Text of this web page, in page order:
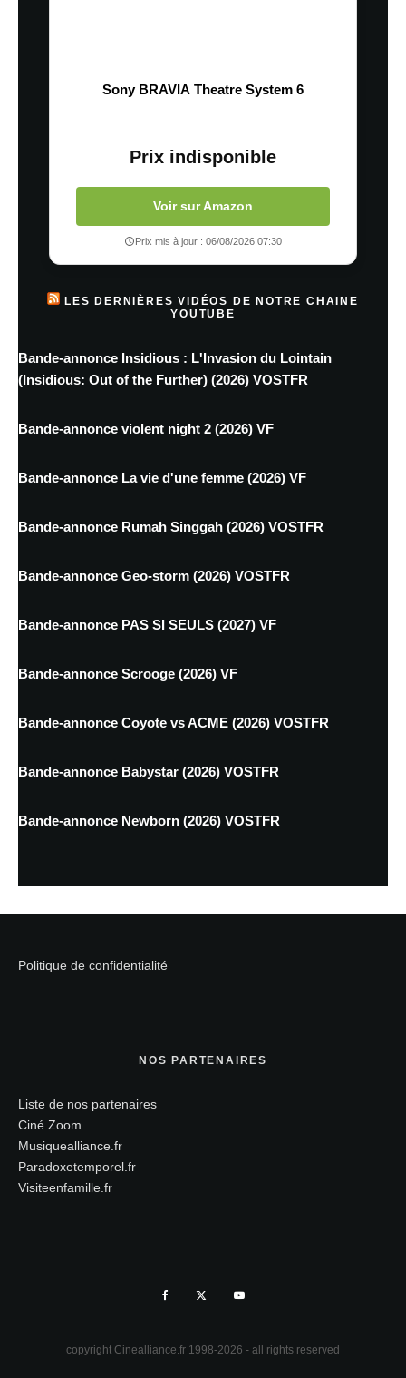
Sony BRAVIA Theatre System 6
Prix indisponible
Voir sur Amazon
Prix mis à jour : 06/08/2026 07:30
LES DERNIÈRES VIDÉOS DE NOTRE CHAINE
YOUTUBE
Bande-annonce Insidious : L'Invasion du Lointain
(Insidious: Out of the Further) (2026) VOSTFR
Bande-annonce violent night 2 (2026) VF
Bande-annonce La vie d'une femme (2026) VF
Bande-annonce Rumah Singgah (2026) VOSTFR
Bande-annonce Geo-storm (2026) VOSTFR
Bande-annonce PAS SI SEULS (2027) VF
Bande-annonce Scrooge (2026) VF
Bande-annonce Coyote vs ACME (2026) VOSTFR
Bande-annonce Babystar (2026) VOSTFR
Bande-annonce Newborn (2026) VOSTFR
Politique de confidentialité
NOS PARTENAIRES
Liste de nos partenaires
Ciné Zoom
Musiquealliance.fr
Paradoxetemporel.fr
Visiteenfamille.fr
copyright Cinealliance.fr 1998-2026 - all rights reserved